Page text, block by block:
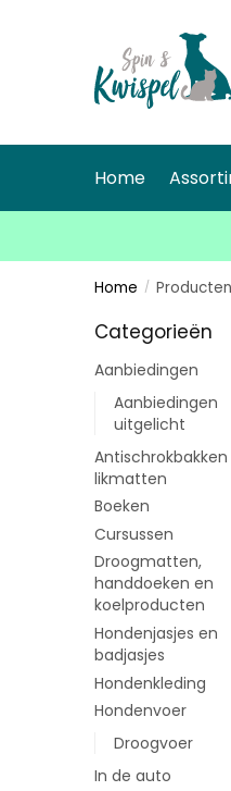
Home
Home /
Categorieën
Aanbiedingen
Aanbiedingen
uitgelicht
Antischrokbakken
likmatten
Boeken
Cursussen
Droogmatten,
handdoeken en
koelproducten
Hondenjasjes en
badjasjes
Hondenkleding
Hondenvoer
Droogvoer
In de auto